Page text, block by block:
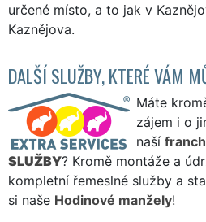
určené místo, a to jak v
Kaznějova.
DALŠÍ SLUŽBY, KTERÉ VÁM
Máte
zájem i o
naší
SLUŽBY? Kromě montáže a
kompletní řemeslné služby a
si naše Hodinové manžely!